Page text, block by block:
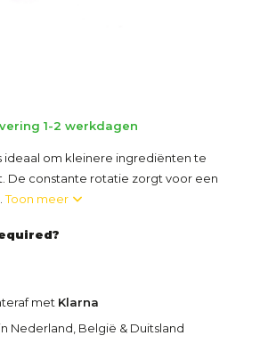
1-2 werkdagen
ideaal om kleinere ingrediënten te
De constante rotatie zorgt voor een
Toon meer
met Klarna
in Nederland, België & Duitsland